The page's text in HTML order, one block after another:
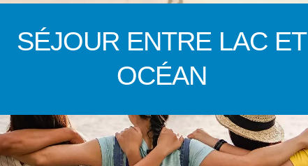
SÉJOUR ENTRE LAC ET
OCÉAN